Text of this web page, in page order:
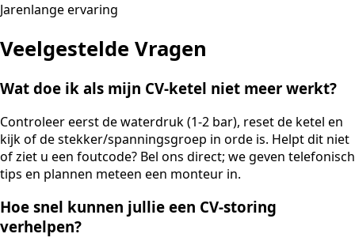
Jarenlange ervaring
Veelgestelde Vragen
Wat doe ik als mijn CV-ketel niet meer werkt?
Controleer eerst de waterdruk (1-2 bar), reset de ketel en
kijk of de stekker/spanningsgroep in orde is. Helpt dit niet
of ziet u een foutcode? Bel ons direct; we geven telefonisch
tips en plannen meteen een monteur in.
Hoe snel kunnen jullie een CV-storing
verhelpen?